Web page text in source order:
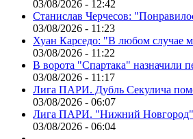
03/08/2026 - 12:42
Станислав Черчесов:
03/08/2026 - 11:23
Хуан Карседо: "В любом случае
03/08/2026 - 11:22
В ворота "Спартака" назначили
03/08/2026 - 11:17
Лига ПАРИ. Дубль Секулича
03/08/2026 - 06:07
Лига ПАРИ. "Нижний Новгород"
03/08/2026 - 06:04